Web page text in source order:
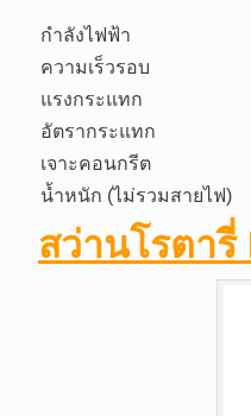
กำลังไฟฟ้า
ความเร็วรอบ
แรงกระแทก
อัตรากระแทก
เจาะคอนกรีต
น้ำหนัก (ไม่รวมสายไฟ)
สว่านโรตารี่